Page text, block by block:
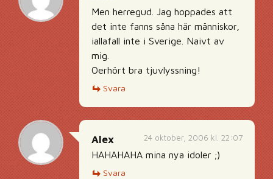
Men herregud. Jag hoppades att
det inte fanns såna här människor,
iallafall inte i Sverige. Naivt av
mig.
Oerhört bra tjuvlyssning!
Svara
24 oktober, 2006 kl. 22:07
Alex
HAHAHAHA mina nya idoler ;)
Svara